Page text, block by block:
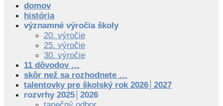
domov
história
významné výročia školy
20. výročie
25. výročie
30. výročie
11 dôvodov …
skôr než sa rozhodnete …
talentovky pre školský rok 2026│2027
rozvrhy 2025│2026